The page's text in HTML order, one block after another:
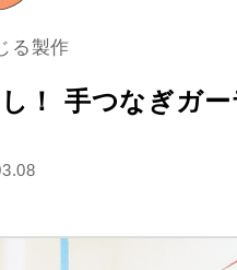
る製作
！ 手つなぎガ